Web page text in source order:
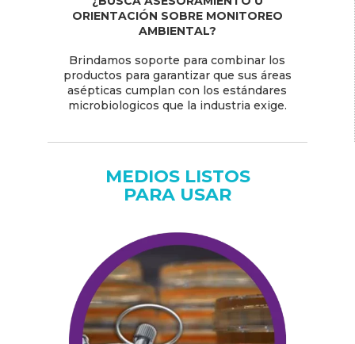
ORIENTACIÓN SOBRE MONITOREO
AMBIENTAL?
Brindamos soporte para combinar los
productos para garantizar que sus áreas
asépticas cumplan con los estándares
microbiologicos que la industria exige.
MEDIOS LISTOS
PARA USAR